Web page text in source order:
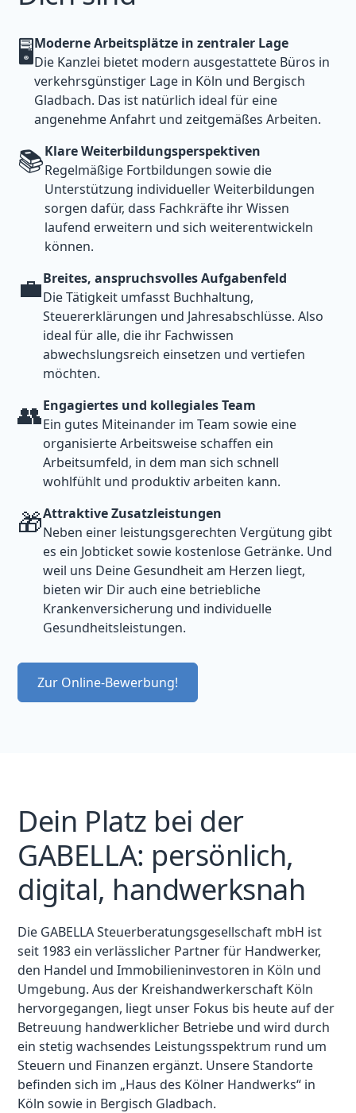
🖥️Moderne Arbeitsplätze in zentraler Lage
Die Kanzlei bietet modern ausgestattete Büros in
verkehrsgünstiger Lage in Köln und Bergisch
Gladbach. Das ist natürlich ideal für eine
angenehme Anfahrt und zeitgemäßes Arbeiten.
📚Klare Weiterbildungsperspektiven
Regelmäßige Fortbildungen sowie die
Unterstützung individueller Weiterbildungen
sorgen dafür, dass Fachkräfte ihr Wissen
laufend erweitern und sich weiterentwickeln
können.
💼Breites, anspruchsvolles Aufgabenfeld
Die Tätigkeit umfasst Buchhaltung,
Steuererklärungen und Jahresabschlüsse. Also
ideal für alle, die ihr Fachwissen
abwechslungsreich einsetzen und vertiefen
möchten.
👥Engagiertes und kollegiales Team
Ein gutes Miteinander im Team sowie eine
organisierte Arbeitsweise schaffen ein
Arbeitsumfeld, in dem man sich schnell
wohlfühlt und produktiv arbeiten kann.
🎁Attraktive Zusatzleistungen
Neben einer leistungsgerechten Vergütung gibt
es ein Jobticket sowie kostenlose Getränke. Und
weil uns Deine Gesundheit am Herzen liegt,
bieten wir Dir auch eine betriebliche
Krankenversicherung und individuelle
Gesundheitsleistungen.
Zur Online-Bewerbung!
Dein Platz bei der
GABELLA: persönlich,
digital, handwerksnah
Die GABELLA Steuerberatungsgesellschaft mbH ist
seit 1983 ein verlässlicher Partner für Handwerker,
den Handel und Immobilieninvestoren in Köln und
Umgebung. Aus der Kreishandwerkerschaft Köln
hervorgegangen, liegt unser Fokus bis heute auf der
Betreuung handwerklicher Betriebe und wird durch
ein stetig wachsendes Leistungsspektrum rund um
Steuern und Finanzen ergänzt. Unsere Standorte
befinden sich im „Haus des Kölner Handwerks“ in
Köln sowie in Bergisch Gladbach.